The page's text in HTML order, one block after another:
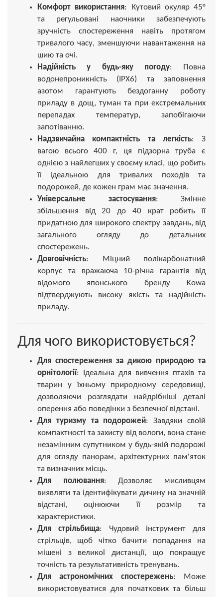
Комфорт використання: Кутовий окуляр 45°
та регульовані наочники забезпечують
зручність спостереження навіть протягом
тривалого часу, зменшуючи навантаження на
шию та очі.
Надійність у будь-яку погоду: Повна
водонепроникність (IPX6) та заповнення
азотом гарантують бездоганну роботу
приладу в дощ, туман та при екстремальних
перепадах температур, запобігаючи
запотіванню.
Надзвичайна компактність та легкість: З
вагою всього 400 г, ця підзорна труба є
однією з найлегших у своєму класі, що робить
її ідеальною для тривалих походів та
подорожей, де кожен грам має значення.
Універсальне застосування: Змінне
збільшення від 20 до 40 крат робить її
придатною для широкого спектру завдань, від
загального огляду до детальних
спостережень.
Довговічність: Міцний полікарбонатний
корпус та вражаюча 10-річна гарантія від
відомого японського бренду Kowa
підтверджують високу якість та надійність
приладу.
Для чого використовується?
Для спостереження за дикою природою та
орнітології: Ідеальна для вивчення птахів та
тварин у їхньому природному середовищі,
дозволяючи розглядати найдрібніші деталі
оперення або поведінки з безпечної відстані.
Для туризму та подорожей: Завдяки своїй
компактності та захисту від вологи, вона стане
незамінним супутником у будь-якій подорожі
для огляду панорам, архітектурних пам'яток
та визначних місць.
Для полювання: Дозволяє мисливцям
виявляти та ідентифікувати дичину на значній
відстані, оцінюючи її розмір та
характеристики.
Для стрільбища: Чудовий інструмент для
стрільців, щоб чітко бачити попадання на
мішені з великої дистанції, що покращує
точність та результативність тренувань.
Для астрономічних спостережень: Може
використовуватися для початкових та більш